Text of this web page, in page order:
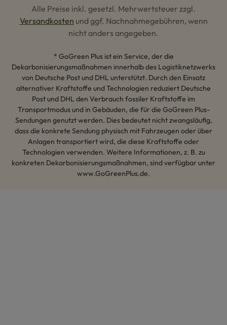
Alle Preise inkl. gesetzl. Mehrwertsteuer zzgl.
Versandkosten und ggf. Nachnahmegebühren, wenn
nicht anders angegeben.
* GoGreen Plus ist ein Service, der die
Dekarbonisierungsmaßnahmen innerhalb des Logistiknetzwerks
von Deutsche Post und DHL unterstützt. Durch den Einsatz
alternativer Kraftstoffe und Technologien reduziert Deutsche
Post und DHL den Verbrauch fossiler Kraftstoffe im
Transportmodus und in Gebäuden, die für die GoGreen Plus-
Sendungen genutzt werden. Dies bedeutet nicht zwangsläufig,
dass die konkrete Sendung physisch mit Fahrzeugen oder über
Anlagen transportiert wird, die diese Kraftstoffe oder
Technologien verwenden. Weitere Informationen, z. B. zu
konkreten Dekarbonisierungsmaßnahmen, sind verfügbar unter
www.GoGreenPlus.de.